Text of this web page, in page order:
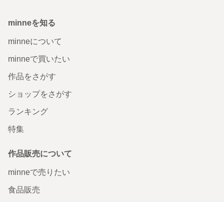
minneを知る
minneについて
minneで買いたい
作品をさがす
ショップをさがす
ランキング
特集
作品販売について
minneで売りたい
食品販売